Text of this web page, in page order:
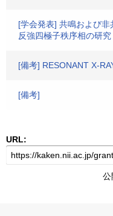
[学会発表] 共鳴および
反強四極子秩序相の研究
[備考] RESONANT X-
[備考]
URL: